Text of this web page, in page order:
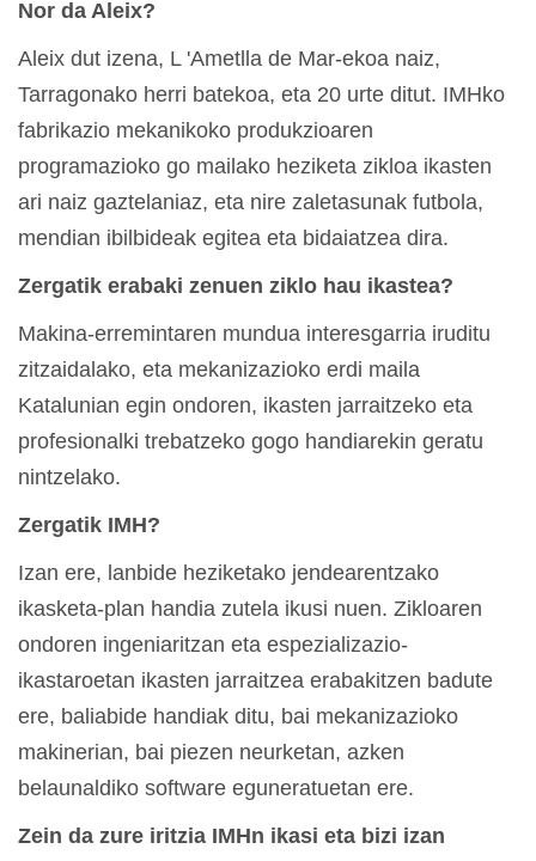
Nor da Aleix?
Aleix dut izena, L 'Ametlla de Mar-ekoa naiz,
Tarragonako herri batekoa, eta 20 urte ditut. IMHko
fabrikazio mekanikoko produkzioaren
programazioko go mailako heziketa zikloa ikasten
ari naiz gaztelaniaz, eta nire zaletasunak futbola,
mendian ibilbideak egitea eta bidaiatzea dira.
Zergatik erabaki zenuen ziklo hau ikastea?
Makina-erremintaren mundua interesgarria iruditu
zitzaidalako, eta mekanizazioko erdi maila
Katalunian egin ondoren, ikasten jarraitzeko eta
profesionalki trebatzeko gogo handiarekin geratu
nintzelako.
Zergatik IMH?
Izan ere, lanbide heziketako jendearentzako
ikasketa-plan handia zutela ikusi nuen. Zikloaren
ondoren ingeniaritzan eta espezializazio-
ikastaroetan ikasten jarraitzea erabakitzen badute
ere, baliabide handiak ditu, bai mekanizazioko
makinerian, bai piezen neurketan, azken
belaunaldiko software eguneratuetan ere.
Zein da zure iritzia IMHn ikasi eta bizi izan